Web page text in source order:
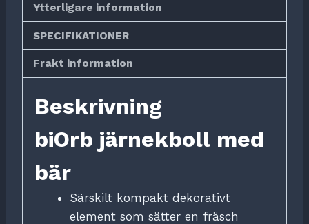
Ytterligare information
SPECIFIKATIONER
Frakt information
Beskrivning
biOrb järnekboll med
bär
Särskilt kompakt dekorativt
element som sätter en fräsch